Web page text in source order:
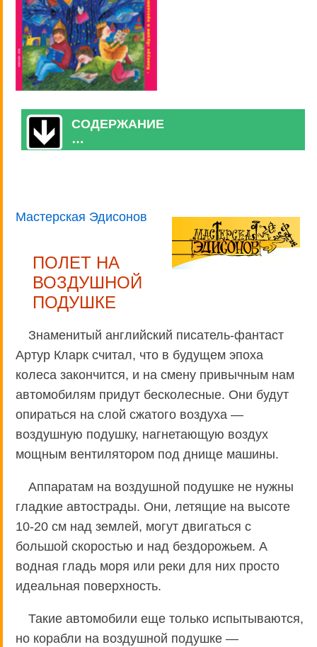
СОДЕРЖАНИЕ
…
Мастерская Эдисонов
ПОЛЕТ НА
ВОЗДУШНОЙ
ПОДУШКЕ
Знаменитый английский писатель-фантаст
Артур Кларк считал, что в будущем эпоха
колеса закончится, и на смену привычным нам
автомобилям придут бесколесные. Они будут
опираться на слой сжатого воздуха —
воздушную подушку, нагнетающую воздух
мощным вентилятором под днище машины.
Аппаратам на воздушной подушке не нужны
гладкие автострады. Они, летящие на высоте
10-20 см над землей, могут двигаться с
большой скоростью и над бездорожьем. А
водная гладь моря или реки для них просто
идеальная поверхность.
Такие автомобили еще только испытываются,
но корабли на воздушной подушке —